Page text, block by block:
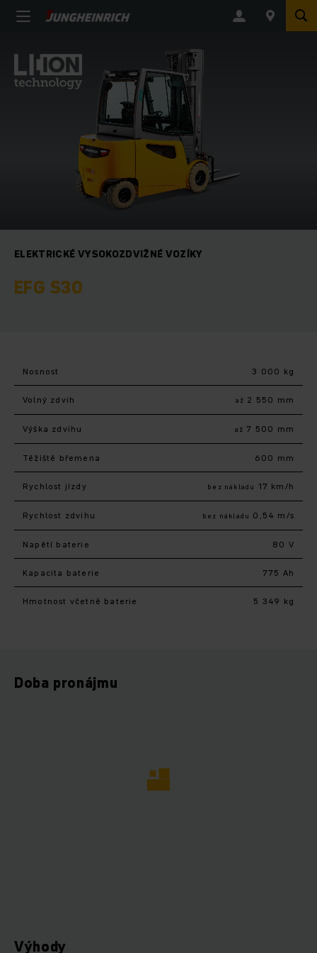
ELEKTRICKÉ VYSOKOZDVIŽNÉ VOZÍKY
EFG S30
Nosnost 3 000 kg
Volný zdvih až 2 550 mm
Výška zdvihu až 7 500 mm
Těžiště břemena 600 mm
Rychlost jízdy bez nákladu 17 km/h
Rychlost zdvihu bez nákladu 0,54 m/s
Napětí baterie 80 V
Kapacita baterie 775 Ah
Hmotnost včetně baterie 5 349 kg
Doba pronájmu
Výhody